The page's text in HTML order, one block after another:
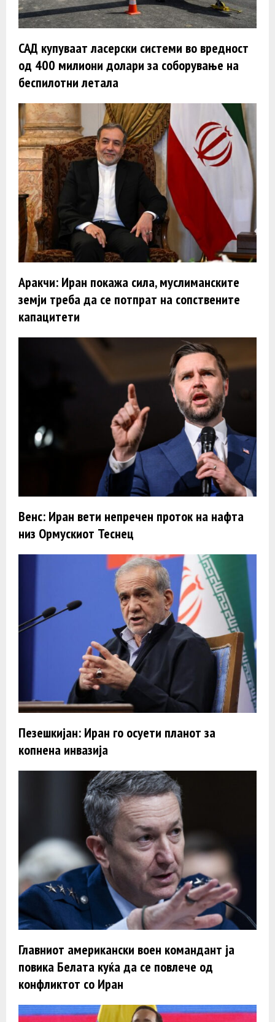
САД купуваат ласерски системи во вредност
од 400 милиони долари за соборување на
беспилотни летала
Аракчи: Иран покажа сила, муслиманските
земји треба да се потпрат на сопствените
капацитети
Венс: Иран вети непречен проток на нафта
низ Ормускиот Теснец
Пезешкијан: Иран го осуети планот за
копнена инвазија
Главниот американски воен командант ја
повика Белата куќа да се повлече од
конфликтот со Иран